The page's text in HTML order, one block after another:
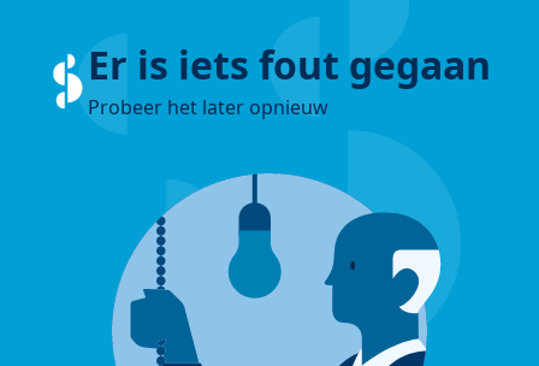
Er is iets fout gegaan
Probeer het later opnieuw